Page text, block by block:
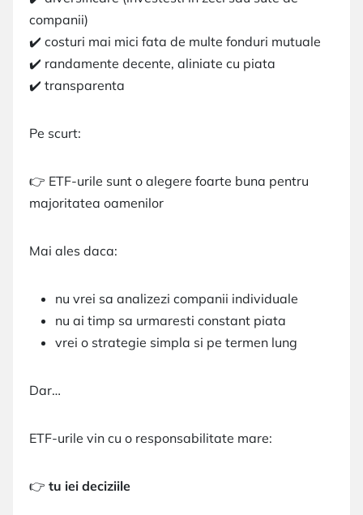
companii)
✔️ costuri mai mici fata de multe fonduri mutuale
✔️ randamente decente, aliniate cu piata
✔️ transparenta
Pe scurt:
👉 ETF-urile sunt o alegere foarte buna pentru
majoritatea oamenilor
Mai ales daca:
nu vrei sa analizezi companii individuale
nu ai timp sa urmaresti constant piata
vrei o strategie simpla si pe termen lung
Dar…
ETF-urile vin cu o responsabilitate mare:
👉 tu iei deciziile